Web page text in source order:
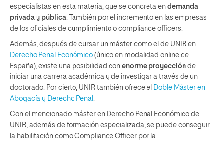
especialistas en esta materia, que se concreta en demanda
privada y pública . También por el incremento en las empresas
de los oficiales de cumplimiento o compliance officers.
Además, después de cursar un máster como el de UNIR en
Derecho Penal Económico (único en modalidad online de
España), existe una posibilidad con enorme proyección de
iniciar una carrera académica y de investigar a través de un
doctorado. Por cierto, UNIR también ofrece el
Doble Máster en
Abogacía y Derecho Penal
Con el mencionado máster en Derecho Penal Económico de
UNIR, además de formación especializada, se puede conseguir
la habilitación como Compliance Officer por la